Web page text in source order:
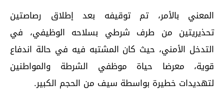
المعني بالأمر، تم توقيفه بعد إطلاق رصاصتين
تحذيريتين من طرف شرطي بسلاحه الوظيفي، في
التدخل الأمني، حيث كان المشتبه فيه في حالة اندفاع
قوية، معرضا حياة موظفي الشرطة والمواطنين
لتهديدات خطيرة بواسطة سيف من الحجم الكبير.